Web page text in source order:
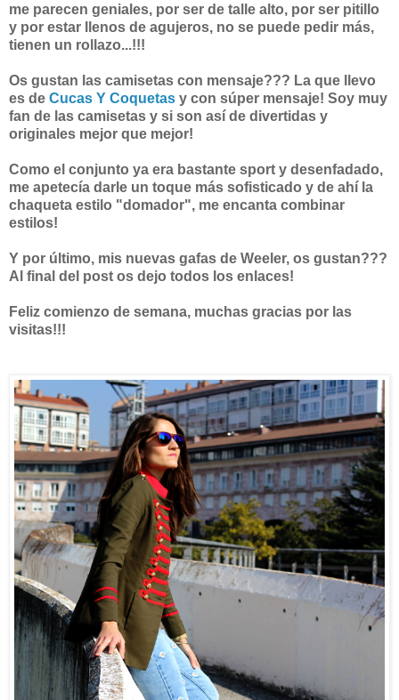
me parecen geniales, por ser de talle alto, por ser pitillo
y por estar llenos de agujeros, no se puede pedir más,
tienen un rollazo...!!!
Os gustan las camisetas con mensaje??? La que llevo
es de Cucas Y Coquetas y con súper mensaje! Soy muy
fan de las camisetas y si son así de divertidas y
originales mejor que mejor!
Como el conjunto ya era bastante sport y desenfadado,
me apetecía darle un toque más sofisticado y de ahí la
chaqueta estilo "domador", me encanta combinar
estilos!
Y por último, mis nuevas gafas de Weeler, os gustan???
Al final del post os dejo todos los enlaces!
Feliz comienzo de semana, muchas gracias por las
visitas!!!